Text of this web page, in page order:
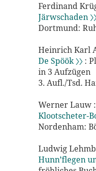
Ferdinand
Järwschaden
Dortmund:
Heinrich Karl
De Spöök 〉〉 :
in 3 Aufzügen
3. Aufl./Tsd.
Werner Lauw :
Klootscheter-
Nordenham:
Ludwig
Hunn’flegen